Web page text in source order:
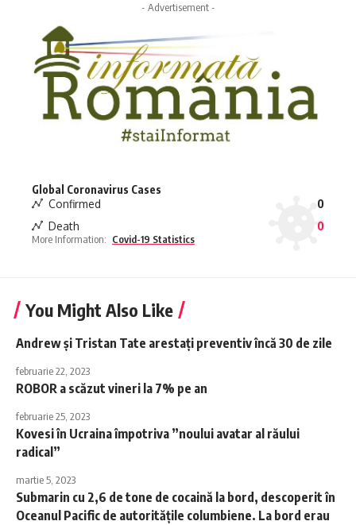
- Advertisement -
Global Coronavirus Cases
Confirmed
0
Death
0
More Information: Covid-19 Statistics
You Might Also Like
Andrew şi Tristan Tate arestați preventiv încă 30 de zile
februarie 22, 2023
ROBOR a scăzut vineri la 7% pe an
februarie 25, 2023
Kovesi în Ucraina împotriva ”noului avatar al răului
radical”
martie 5, 2023
Submarin cu 2,6 de tone de cocaină la bord, descoperit în
Oceanul Pacific de autoritățile columbiene. La bord erau